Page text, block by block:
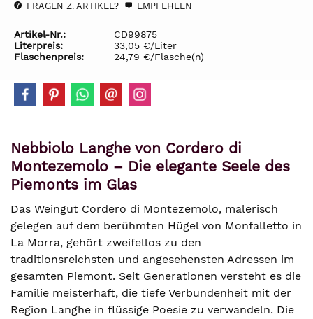
FRAGEN Z. ARTIKEL? EMPFEHLEN
Artikel-Nr.:
CD99875
Literpreis:
33,05 €/Liter
Flaschenpreis:
24,79 €/Flasche(n)
Nebbiolo Langhe von Cordero di
Montezemolo – Die elegante Seele des
Piemonts im Glas
Das Weingut Cordero di Montezemolo, malerisch
gelegen auf dem berühmten Hügel von Monfalletto in
La Morra, gehört zweifellos zu den
traditionsreichsten und angesehensten Adressen im
gesamten Piemont. Seit Generationen versteht es die
Familie meisterhaft, die tiefe Verbundenheit mit der
Region Langhe in flüssige Poesie zu verwandeln. Die